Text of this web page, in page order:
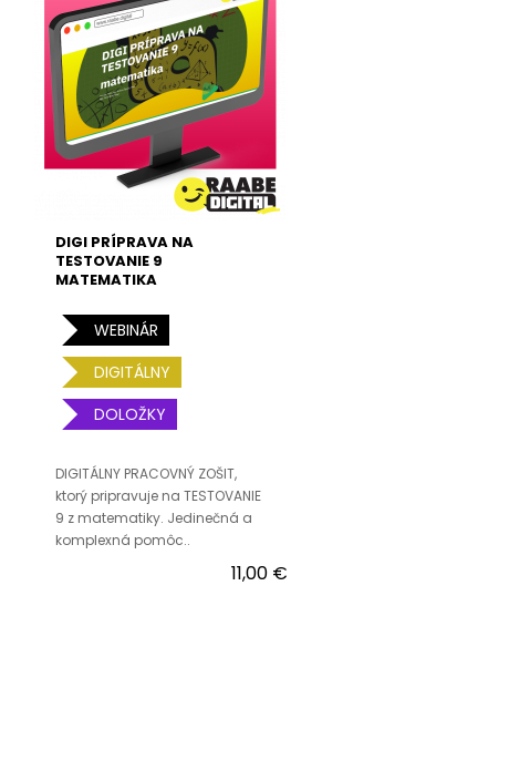
DIGI PRÍPRAVA NA
TESTOVANIE 9
MATEMATIKA
WEBINÁR
DIGITÁLNY
DOLOŽKY
DIGITÁLNY PRACOVNÝ ZOŠIT,
ktorý pripravuje na TESTOVANIE
9 z matematiky. Jedinečná a
komplexná pomôc..
11,00 €